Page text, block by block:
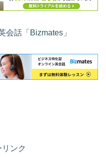
会話「Bizmates」
ンク